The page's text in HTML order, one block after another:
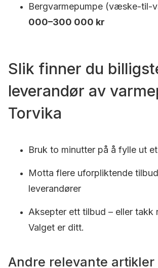
Bergvarmepumpe (væske-til-
000–300 000 kr
Slik finner du
leverandør av
Torvika
Bruk to minutter på å fylle ut
Motta flere uforpliktende
leverandører
Aksepter ett tilbud – eller takk
Valget er ditt.
Andre relevante artikler